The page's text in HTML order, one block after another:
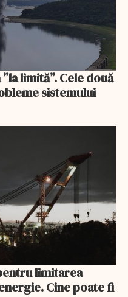
limită”. Cele două
sistemului
limitarea
Cine poate fi